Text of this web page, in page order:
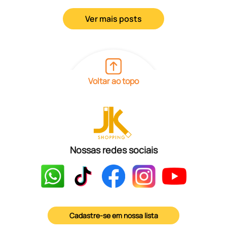
Ver mais posts
Voltar ao topo
Nossas redes sociais
Cadastre-se em nossa lista